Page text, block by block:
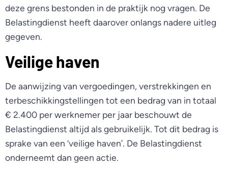
deze grens bestonden in de praktijk nog vragen. De
Belastingdienst heeft daarover onlangs nadere uitleg
gegeven.
Veilige haven
De aanwijzing van vergoedingen, verstrekkingen en
terbeschikkingstellingen tot een bedrag van in totaal
€ 2.400 per werknemer per jaar beschouwt de
Belastingdienst altijd als gebruikelijk. Tot dit bedrag is
sprake van een ‘veilige haven’. De Belastingdienst
onderneemt dan geen actie.